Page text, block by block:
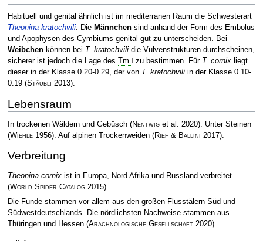
Habituell und genital ähnlich ist im mediterranen Raum die Schwesterart
Theonina kratochvili. Die Männchensind anhand der Form des Embolus
und Apophysen des Cymbiums genital gut zu unterscheiden. Bei
Weibchenkönnen bei T. kratochvilidie Vulvenstrukturen durchscheinen,
sicherer ist jedoch die Lage des
Tm Ⅰ zu bestimmen. Für T. cornixliegt
dieser in der Klasse 0.20-0.29, der von T. kratochviliin der Klasse 0.10-
0.19 (Stäubli 2013).
Lebensraum
In trockenen Wäldern und Gebüsch (Nentwiget al. 2020). Unter Steinen
(Wiehle1956). Auf alpinen Trockenweiden (Rief & Ballini 2017).
Verbreitung
Theonina cornixist in Europa, Nord Afrika und Russland verbreitet
(World Spider Catalog2015).
Die Funde stammen vor allem aus den großen Flusstälern Süd und
Südwestdeutschlands. Die nördlichsten Nachweise stammen aus
Thüringen und Hessen (Arachnologische Gesellschaft2020).